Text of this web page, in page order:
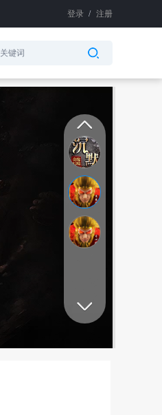
登录 / 注册